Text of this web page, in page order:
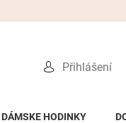
Přihlášení
DÁMSKE HODINKY